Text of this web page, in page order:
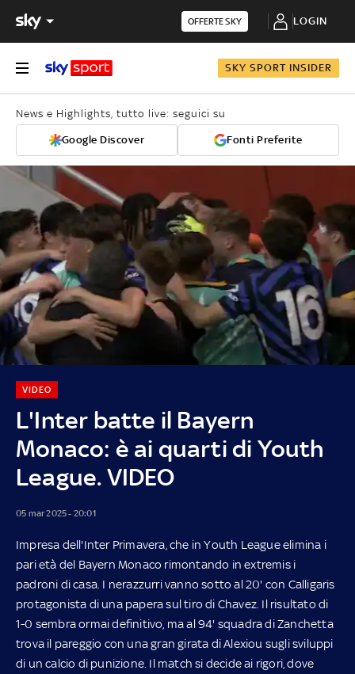
OFFERTE SKY LOGIN
SKY SPORT INSIDER
News e Highlights, tutto live: seguici su
Google Discover Fonti Preferite
L'Inter batte il Bayern
Monaco: è ai quarti di Youth
League. VIDEO
VIDEO
05 mar 2025 - 20:01
Impresa dell'Inter Primavera, che in Youth League elimina i
pari età del Bayern Monaco rimontando in extremis i
padroni di casa. I nerazzurri vanno sotto al 20' con Calligaris
protagonista di una papera sul tiro di Chavez. Il risultato di
1-0 sembra ormai definitivo, ma al 94' squadra di Zanchetta
trova il pareggio con una gran girata di Alexiou sugli sviluppi
di un calcio di punizione. Il match si decide ai rigori, dove